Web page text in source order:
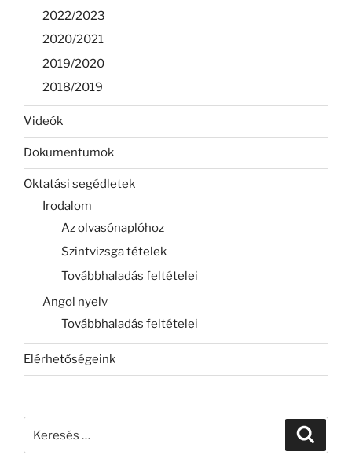
2022/2023
2020/2021
2019/2020
2018/2019
Videók
Dokumentumok
Oktatási segédletek
Irodalom
Az olvasónaplóhoz
Szintvizsga tételek
Továbbhaladás feltételei
Angol nyelv
Továbbhaladás feltételei
Elérhetőségeink